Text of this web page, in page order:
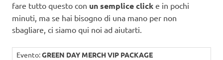
fare tutto questo con un semplice click e in pochi
minuti, ma se hai bisogno di una mano per non
sbagliare, ci siamo qui noi ad aiutarti.
Evento:GREEN DAY MERCH VIP PACKAGE